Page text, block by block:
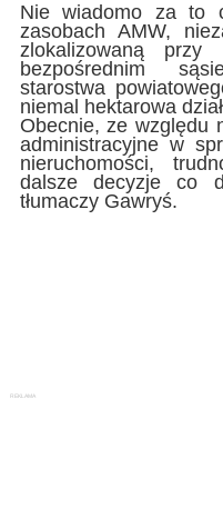
Nie wiadomo za to
zasobach AMW,
zlokalizowaną
bezpośrednim
starostwa
niemal hektarowa
Obecnie, ze względu
administracyjne w
nieruchomości,
dalsze decyzje co
tłumaczy Gawryś.